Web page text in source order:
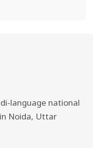
language national
Noida, Uttar